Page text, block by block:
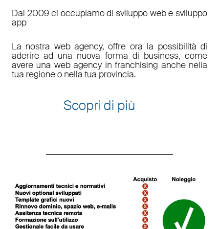
Dal 2009 ci occupiamo di sviluppo web e sviluppo
app
La nostra web agency, offre ora la possibilità di
aderire ad una nuova forma di business, come
avere una web agency in franchising anche nella
tua regione o nella tua provincia.
Scopri di più